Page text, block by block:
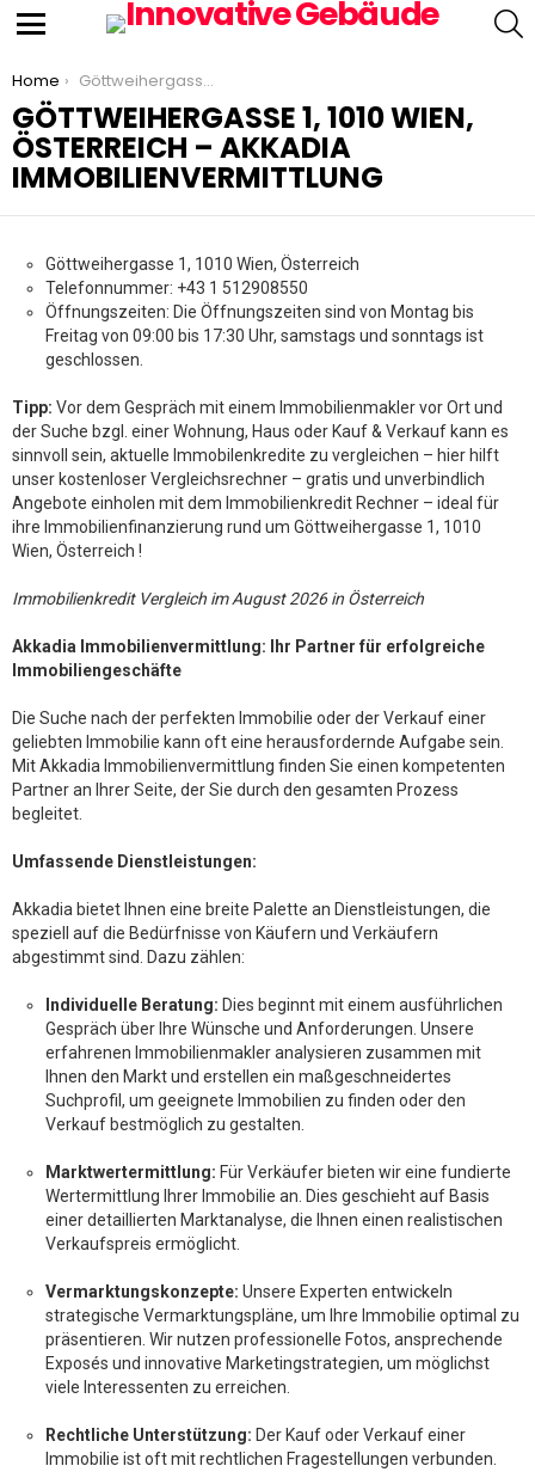
You are here:
Home Göttweihergasse 1, 1010 Wien, Österreich – Akkadia Immobilienvermittlung
GÖTTWEIHERGASSE 1, 1010 WIEN,
ÖSTERREICH – AKKADIA
IMMOBILIENVERMITTLUNG
Göttweihergasse 1, 1010 Wien, Österreich
Telefonnummer: +43 1 512908550
Öffnungszeiten: Die Öffnungszeiten sind von Montag bis
Freitag von 09:00 bis 17:30 Uhr, samstags und sonntags ist
geschlossen.
Tipp: Vor dem Gespräch mit einem Immobilienmakler vor Ort und
der Suche bzgl. einer Wohnung, Haus oder Kauf & Verkauf kann es
sinnvoll sein, aktuelle Immobilenkredite zu vergleichen – hier hilft
unser kostenloser Vergleichsrechner – gratis und unverbindlich
Angebote einholen mit dem Immobilienkredit Rechner – ideal für
ihre Immobilienfinanzierung rund um Göttweihergasse 1, 1010
Wien, Österreich !
Immobilienkredit Vergleich im August 2026 in Österreich
Akkadia Immobilienvermittlung: Ihr Partner für erfolgreiche
Immobiliengeschäfte
Die Suche nach der perfekten Immobilie oder der Verkauf einer
geliebten Immobilie kann oft eine herausfordernde Aufgabe sein.
Mit Akkadia Immobilienvermittlung finden Sie einen kompetenten
Partner an Ihrer Seite, der Sie durch den gesamten Prozess
begleitet.
Umfassende Dienstleistungen:
Akkadia bietet Ihnen eine breite Palette an Dienstleistungen, die
speziell auf die Bedürfnisse von Käufern und Verkäufern
abgestimmt sind. Dazu zählen:
Individuelle Beratung: Dies beginnt mit einem ausführlichen
Gespräch über Ihre Wünsche und Anforderungen. Unsere
erfahrenen Immobilienmakler analysieren zusammen mit
Ihnen den Markt und erstellen ein maßgeschneidertes
Suchprofil, um geeignete Immobilien zu finden oder den
Verkauf bestmöglich zu gestalten.
Marktwertermittlung: Für Verkäufer bieten wir eine fundierte
Wertermittlung Ihrer Immobilie an. Dies geschieht auf Basis
einer detaillierten Marktanalyse, die Ihnen einen realistischen
Verkaufspreis ermöglicht.
Vermarktungskonzepte: Unsere Experten entwickeln
strategische Vermarktungspläne, um Ihre Immobilie optimal zu
präsentieren. Wir nutzen professionelle Fotos, ansprechende
Exposés und innovative Marketingstrategien, um möglichst
viele Interessenten zu erreichen.
Rechtliche Unterstützung: Der Kauf oder Verkauf einer
Immobilie ist oft mit rechtlichen Fragestellungen verbunden.